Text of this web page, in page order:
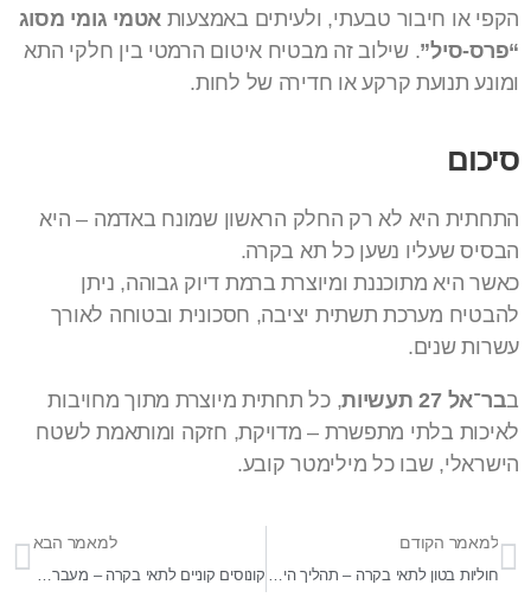
הקפי או חיבור טבעתי, ולעיתים באמצעותאטמי גומי מסוג
“פרס-סיל”. שילוב זה מבטיח איטום הרמטי בין חלקי התא
ומונע תנועת קרקע או חדירה של לחות.
סיכום
התחתית היא לא רק החלק הראשון שמונח באדמה – היא
הבסיס שעליו נשען כל תא בקרה.
כאשר היא מתוכננת ומיוצרת ברמת דיוק גבוהה, ניתן
להבטיח מערכת תשתית יציבה, חסכונית ובטוחה לאורך
עשרות שנים.
בבר־אל 27 תעשיות
, כל תחתית מיוצרת מתוך מחויבות
לאיכות בלתי מתפשרת – מדויקת, חזקה ומותאמת לשטח
הישראלי, שבו כל מילימטר קובע.
למאמר הקודם
חוליות בטון לתאי בקרה – תהליך הייצור והעמידות ארוכת הטווח
למאמר הבא
קונוסים קוניים לתאי בקרה – מעבר מבוקר בין קטרים שונים